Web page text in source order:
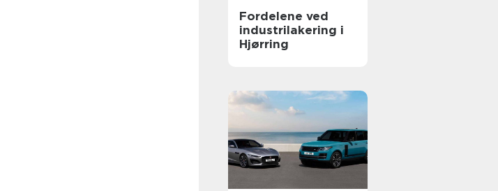
Fordelene ved
industrilakering i
Hjørring